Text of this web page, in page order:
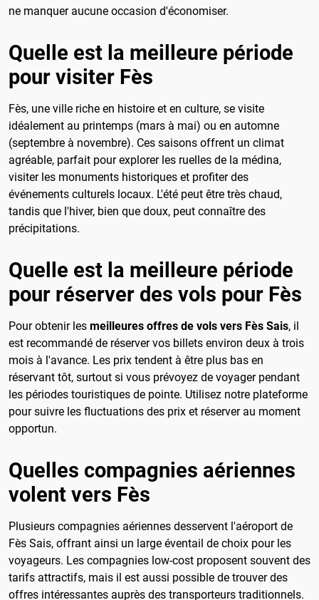
ne manquer aucune occasion d'économiser.
Quelle est la meilleure période
pour visiter Fès
Fès, une ville riche en histoire et en culture, se visite
idéalement au printemps (mars à mai) ou en automne
(septembre à novembre). Ces saisons offrent un climat
agréable, parfait pour explorer les ruelles de la médina,
visiter les monuments historiques et profiter des
événements culturels locaux. L'été peut être très chaud,
tandis que l'hiver, bien que doux, peut connaître des
précipitations.
Quelle est la meilleure période
pour réserver des vols pour Fès
Pour obtenir les meilleures offres de vols vers Fès Sais, il
est recommandé de réserver vos billets environ deux à trois
mois à l'avance. Les prix tendent à être plus bas en
réservant tôt, surtout si vous prévoyez de voyager pendant
les périodes touristiques de pointe. Utilisez notre plateforme
pour suivre les fluctuations des prix et réserver au moment
opportun.
Quelles compagnies aériennes
volent vers Fès
Plusieurs compagnies aériennes desservent l'aéroport de
Fès Sais, offrant ainsi un large éventail de choix pour les
voyageurs. Les compagnies low-cost proposent souvent des
tarifs attractifs, mais il est aussi possible de trouver des
offres intéressantes auprès des transporteurs traditionnels.